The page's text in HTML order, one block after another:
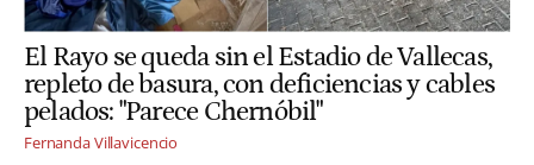
El Rayo se queda sin el Estadio de Vallecas,
repleto de basura, con deficiencias y cables
pelados: "Parece Chernóbil"
Fernanda Villavicencio